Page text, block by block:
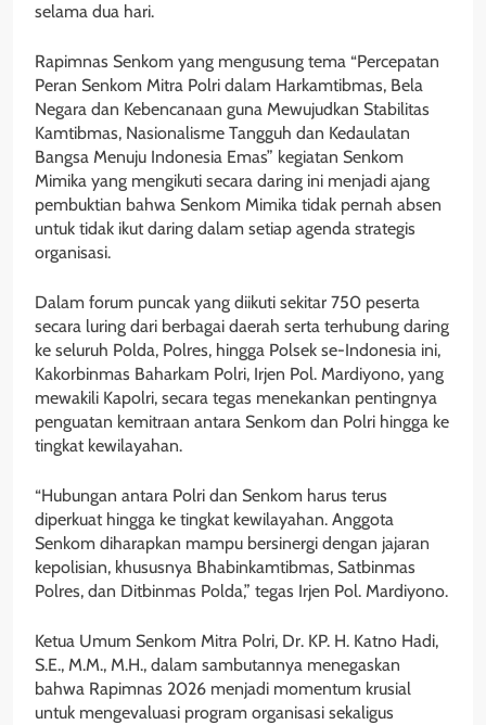
selama dua hari.
Rapimnas Senkom yang mengusung tema “Percepatan
Peran Senkom Mitra Polri dalam Harkamtibmas, Bela
Negara dan Kebencanaan guna Mewujudkan Stabilitas
Kamtibmas, Nasionalisme Tangguh dan Kedaulatan
Bangsa Menuju Indonesia Emas” kegiatan Senkom
Mimika yang mengikuti secara daring ini menjadi ajang
pembuktian bahwa Senkom Mimika tidak pernah absen
untuk tidak ikut daring dalam setiap agenda strategis
organisasi.
Dalam forum puncak yang diikuti sekitar 750 peserta
secara luring dari berbagai daerah serta terhubung daring
ke seluruh Polda, Polres, hingga Polsek se-Indonesia ini,
Kakorbinmas Baharkam Polri, Irjen Pol. Mardiyono, yang
mewakili Kapolri, secara tegas menekankan pentingnya
penguatan kemitraan antara Senkom dan Polri hingga ke
tingkat kewilayahan.
“Hubungan antara Polri dan Senkom harus terus
diperkuat hingga ke tingkat kewilayahan. Anggota
Senkom diharapkan mampu bersinergi dengan jajaran
kepolisian, khususnya Bhabinkamtibmas, Satbinmas
Polres, dan Ditbinmas Polda,” tegas Irjen Pol. Mardiyono.
Ketua Umum Senkom Mitra Polri, Dr. KP. H. Katno Hadi,
S.E., M.M., M.H., dalam sambutannya menegaskan
bahwa Rapimnas 2026 menjadi momentum krusial
untuk mengevaluasi program organisasi sekaligus